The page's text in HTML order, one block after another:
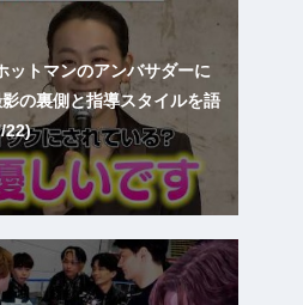
トマンのアンバサダーに
の裏側と指導スタイルを語
22)